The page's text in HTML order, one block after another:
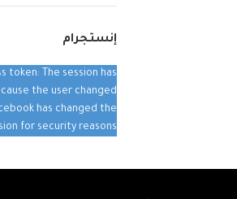
إنستجرام
token: The session has
the user changed
has changed the
for security reasons.